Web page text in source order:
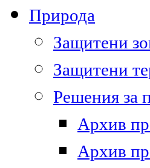
Природа
Защитени
Защитени
Решения за
Архив
Архив